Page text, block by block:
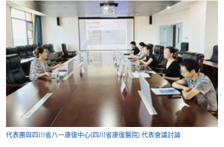
代表團與四川省八一康復中心(四川省康復醫院) 代表會議討論